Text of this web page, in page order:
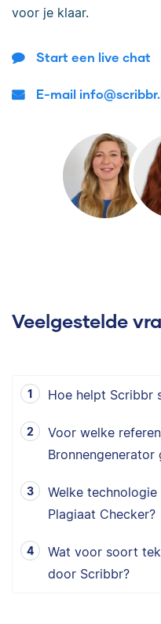
voor je klaar.
Start een live chat
E-mail
Veelgestelde
Hoe helpt Scribbr
Voor welke
Bronnengenerator
Welke
Plagiaat Checker?
Wat voor soort
door Scribbr?